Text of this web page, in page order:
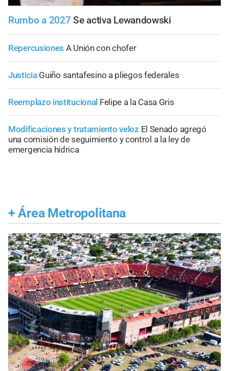
Rumbo a 2027 Se activa Lewandowski
Repercusiones A Unión con chofer
Justicia Guiño santafesino a pliegos federales
Reemplazo institucional Felipe a la Casa Gris
Modificaciones y tratamiento veloz El Senado agregó
una comisión de seguimiento y control a la ley de
emergencia hídrica
+ Área Metropolitana